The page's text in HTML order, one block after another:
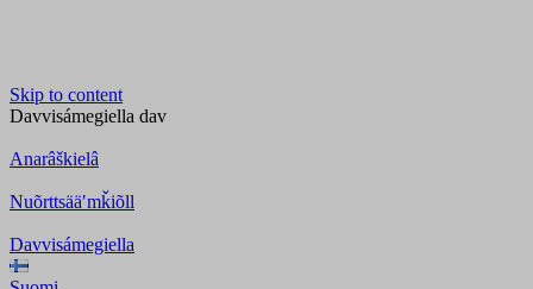
Skip to content
Davvisámegiella dav
Anarâškielâ
Nuõrttsääʹmǩiõll
Davvisámegiella